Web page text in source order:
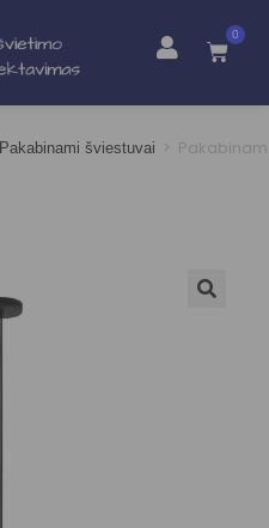
0
Pakabinami šviestuvai >